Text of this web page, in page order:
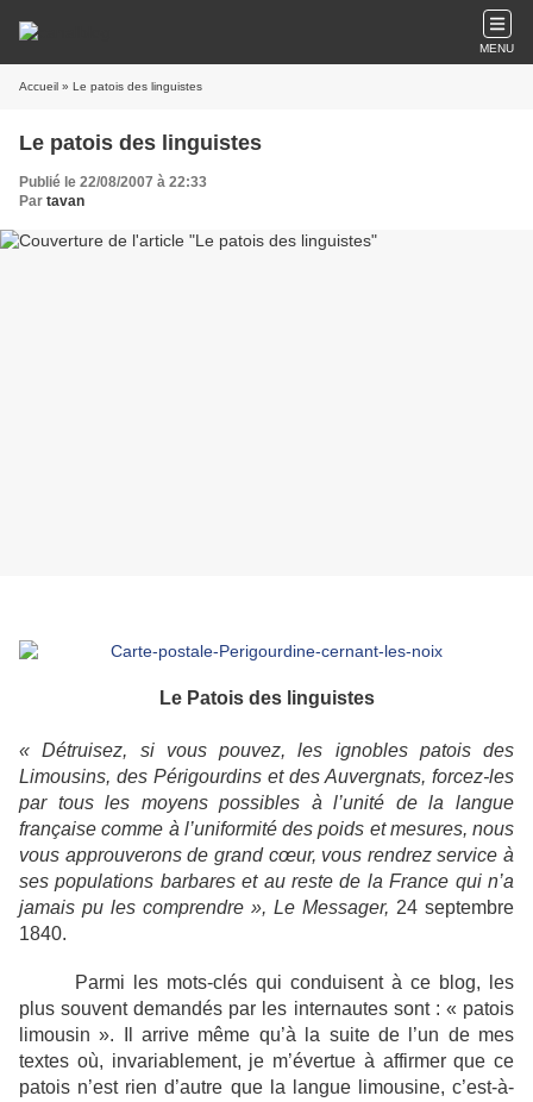
MENU
Accueil » Le patois des linguistes
Le patois des linguistes
Publié le 22/08/2007 à 22:33
Par tavan
Le Patois des linguistes
« Détruisez, si vous pouvez, les ignobles patois des
Limousins, des Périgourdins et des Auvergnats, forcez-les
par tous les moyens possibles à l’unité de la langue
française comme à l’uniformité des poids et mesures, nous
vous approuverons de grand cœur, vous rendrez service à
ses populations barbares et au reste de la France qui n’a
jamais pu les comprendre », Le Messager, 24 septembre
1840.
Parmi les mots-clés qui conduisent à ce blog, les
plus souvent demandés par les internautes sont : « patois
limousin ». Il arrive même qu’à la suite de l’un de mes
textes où, invariablement, je m’évertue à affirmer que ce
patois n’est rien d’autre que la langue limousine, c’est-à-